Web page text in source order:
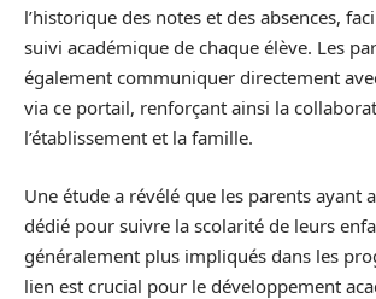
l’historique des notes et des absences,
suivi académique de chaque élève. Les
également communiquer directement
via ce portail, renforçant ainsi la
l’établissement et la famille.
Une étude a révélé que les parents ayant
dédié pour suivre la scolarité de leurs
généralement plus impliqués dans les
lien est crucial pour le développement